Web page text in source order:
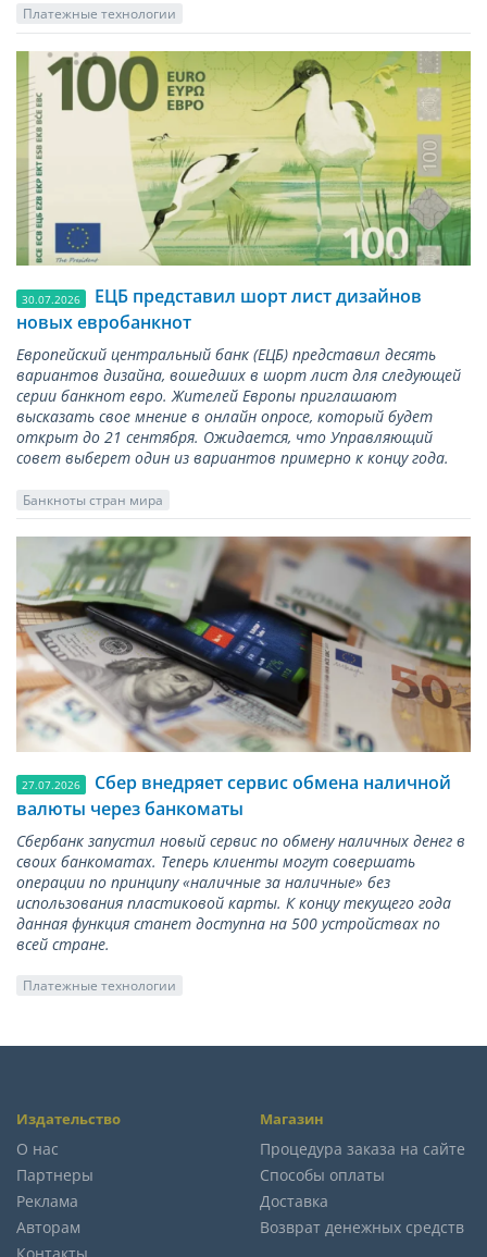
Платежные технологии
30.07.2026
ЕЦБ представил шорт лист дизайнов
новых евробанкнот
Европейский центральный банк (ЕЦБ) представил десять
вариантов дизайна, вошедших в шорт лист для следующей
серии банкнот евро. Жителей Европы приглашают
высказать свое мнение в онлайн опросе, который будет
открыт до 21 сентября. Ожидается, что Управляющий
совет выберет один из вариантов примерно к концу года.
Банкноты стран мира
27.07.2026
Сбер внедряет сервис обмена наличной
валюты через банкоматы
Сбербанк запустил новый сервис по обмену наличных денег в
своих банкоматах. Теперь клиенты могут совершать
операции по принципу «наличные за наличные» без
использования пластиковой карты. К концу текущего года
данная функция станет доступна на 500 устройствах по
всей стране.
Платежные технологии
Издательство
О нас
Партнеры
Реклама
Авторам
Магазин
Процедура заказа на сайте
Способы оплаты
Доставка
Возврат денежных средств